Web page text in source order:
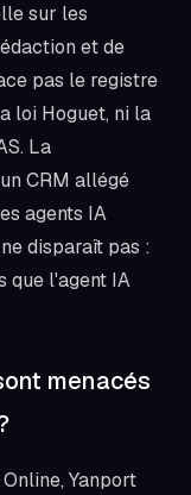
sur les
et de
pas le registre
loi Hoguet, ni la
La
CRM allégé
agents IA
disparaît pas :
que l'agent IA
menacés
Yanport